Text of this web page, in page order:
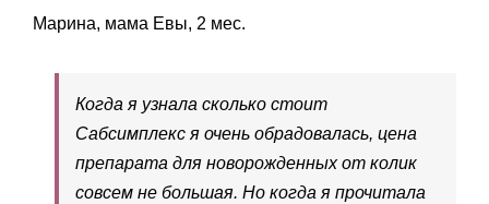
Марина, мама Евы, 2 мес.
Когда я узнала сколько стоит
Сабсимплекс я очень обрадовалась, цена
препарата для новорожденных от колик
совсем не большая. Но когда я прочитала